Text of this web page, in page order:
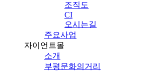
조직도
CI
오시는길
주요사업
자이언트몰
소개
부평문화의거리